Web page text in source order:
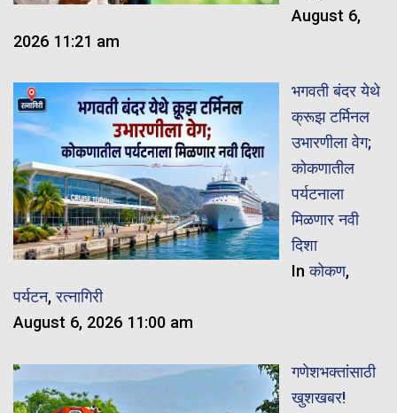
August 6,
2026 11:21 am
भगवती बंदर येथे
क्रूझ टर्मिनल
उभारणीला वेग;
कोकणातील
पर्यटनाला
मिळणार नवी
दिशा
Inकोकण,
पर्यटन,रत्नागिरी
August 6, 2026 11:00 am
गणेशभक्तांसाठी
खुशखबर!